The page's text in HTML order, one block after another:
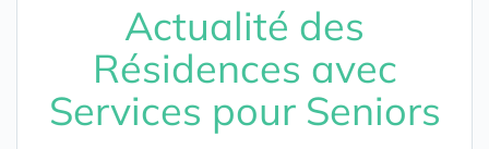
Actualité des
Résidences avec
Services pour Seniors